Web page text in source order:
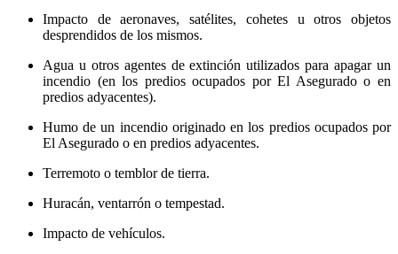
Impacto de aeronaves, satélites, cohetes u otros objetos
desprendidos de los mismos.
Agua u otros agentes de extinción utilizados para apagar un
incendio (en los predios ocupados por El Asegurado o en
predios adyacentes).
Humo de un incendio originado en los predios ocupados por
El Asegurado o en predios adyacentes.
Terremoto o temblor de tierra.
Huracán, ventarrón o tempestad.
Impacto de vehículos.